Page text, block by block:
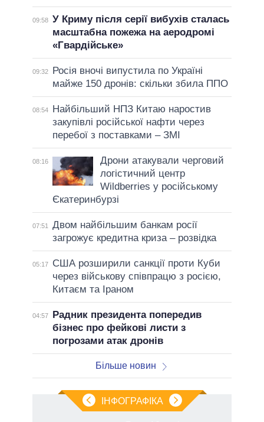
09:58 У Криму після серії вибухів сталась
масштабна пожежа на аеродромі
«Гвардійське»
09:32
Росія вночі випустила по Україні
майже 150 дронів: скільки збила ППО
08:54
Найбільший НПЗ Китаю наростив
закупівлі російської нафти через
перебої з поставками – ЗМІ
08:16
Дрони атакували черговий
логістичний центр
Wildberries у російському
Єкатеринбурзі
07:51
Двом найбільшим банкам росії
загрожує кредитна криза – розвідка
05:17
США розширили санкції проти Куби
через військову співпрацю з росією,
Китаєм та Іраном
04:57
Радник президента попередив
бізнес про фейкові листи з
погрозами атак дронів
Більше новин
ІНФОГРАФІКА